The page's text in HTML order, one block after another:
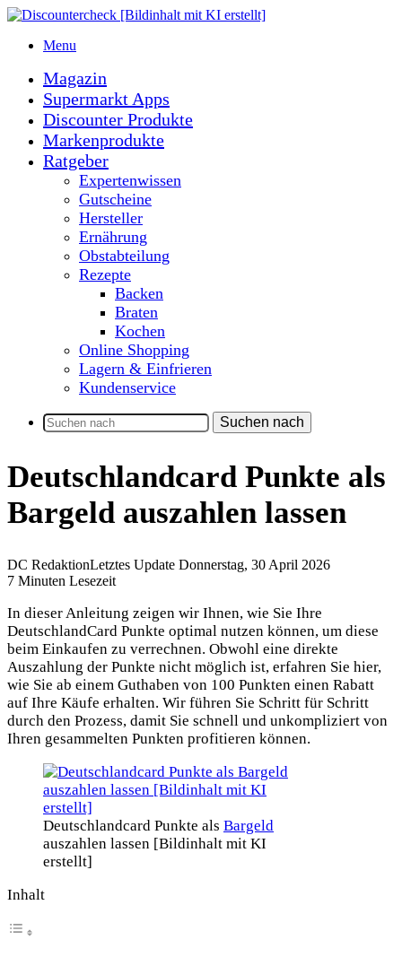
Menu
Magazin
Supermarkt Apps
Discounter Produkte
Markenprodukte
Ratgeber
Expertenwissen
Gutscheine
Hersteller
Ernährung
Obstabteilung
Rezepte
Backen
Braten
Kochen
Online Shopping
Lagern & Einfrieren
Kundenservice
Suchen nach
Deutschlandcard Punkte als
Bargeld auszahlen lassen
DC RedaktionLetztes Update Donnerstag, 30 April 2026
7 Minuten Lesezeit
In dieser Anleitung zeigen wir Ihnen, wie Sie Ihre
DeutschlandCard Punkte optimal nutzen können, um diese
beim Einkaufen zu verrechnen. Obwohl eine direkte
Auszahlung der Punkte nicht möglich ist, erfahren Sie hier,
wie Sie ab einem Guthaben von 100 Punkten einen Rabatt
auf Ihre Käufe erhalten. Wir führen Sie Schritt für Schritt
durch den Prozess, damit Sie schnell und unkompliziert von
Ihren gesammelten Punkten profitieren können.
Deutschlandcard Punkte als Bargeld
auszahlen lassen [Bildinhalt mit KI
erstellt]
Inhalt